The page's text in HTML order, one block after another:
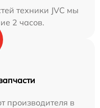
техники JVC мы
2 часов.
производителя в